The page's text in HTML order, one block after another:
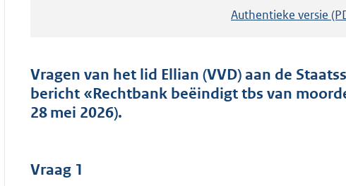
Authentieke versie
Vragen van het lid Ellian (VVD) aan de
bericht «Rechtbank beëindigt tbs van
28 mei 2026).
Vraag 1